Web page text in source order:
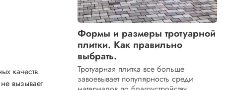
качеств.
вызывает
Формы и размеры тротуарной
плитки. Как правильно
выбрать.
Тротуарная плитка все больше
завоевывает популярность среди